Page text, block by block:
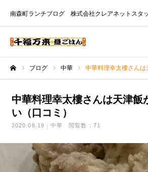
南森町ランチブログ 株式会社クレアネットスタ
ブログ 中華 中華料理幸太樓さんは天津飯
中華料理幸太樓さんは天津飯
い（口コミ）
2020.08.19 中華 閲覧数：71